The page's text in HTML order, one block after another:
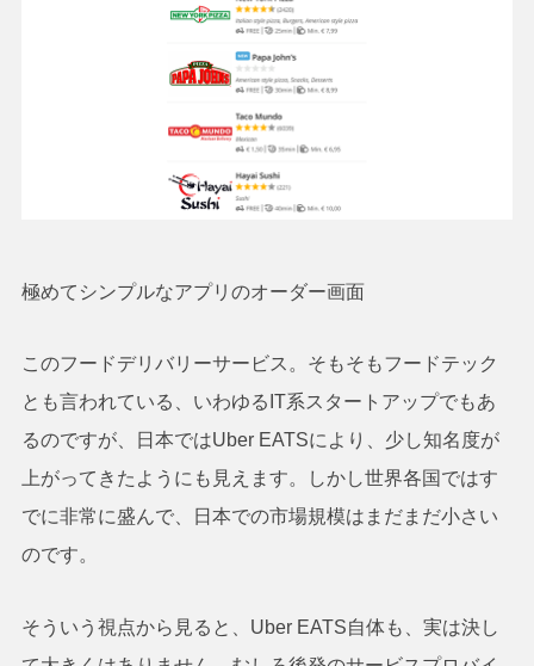
極めてシンプルなアプリのオーダー画面
このフードデリバリーサービス。そもそもフードテック
とも言われている、いわゆるIT系スタートアップでもあ
るのですが、日本ではUber EATSにより、少し知名度が
上がってきたようにも見えます。しかし世界各国ではす
でに非常に盛んで、日本での市場規模はまだまだ小さい
のです。
そういう視点から見ると、Uber EATS自体も、実は決し